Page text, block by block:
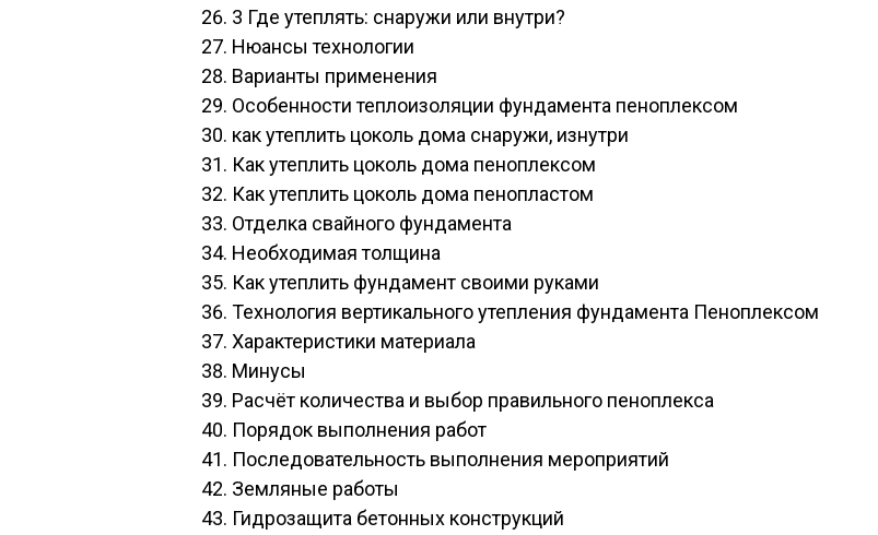
3 Где утеплять: снаружи или внутри?
Нюансы технологии
Варианты применения
Особенности теплоизоляции фундамента пеноплексом
как утеплить цоколь дома снаружи, изнутри
Как утеплить цоколь дома пеноплексом
Как утеплить цоколь дома пенопластом
Отделка свайного фундамента
Необходимая толщина
Как утеплить фундамент своими руками
Технология вертикального утепления фундамента Пеноплексом
Характеристики материала
Минусы
Расчёт количества и выбор правильного пеноплекса
Порядок выполнения работ
Последовательность выполнения мероприятий
Земляные работы
Гидрозащита бетонных конструкций